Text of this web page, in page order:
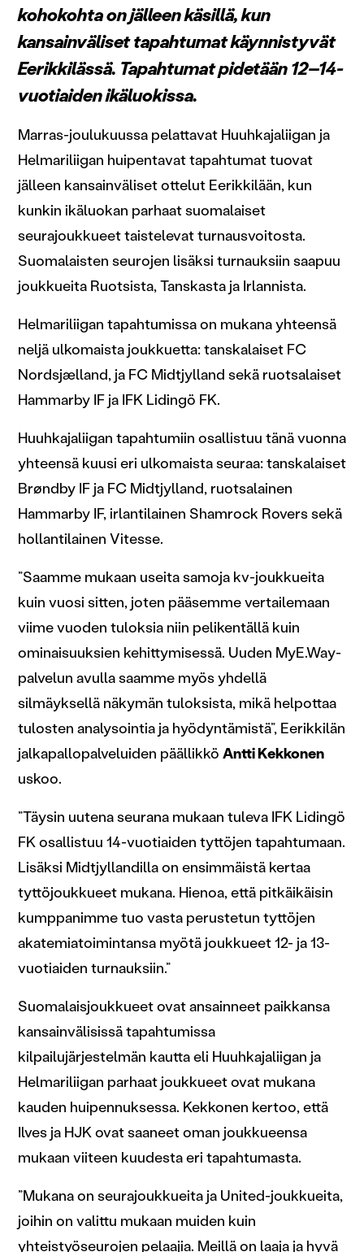
kohokohta on jälleen käsillä, kun
kansainväliset tapahtumat käynnistyvät
Eerikkilässä. Tapahtumat pidetään 12–14-
vuotiaiden ikäluokissa.
Marras-joulukuussa pelattavat Huuhkajaliigan ja
Helmariliigan huipentavat tapahtumat tuovat
jälleen kansainväliset ottelut Eerikkilään, kun
kunkin ikäluokan parhaat suomalaiset
seurajoukkueet taistelevat turnausvoitosta.
Suomalaisten seurojen lisäksi turnauksiin saapuu
joukkueita Ruotsista, Tanskasta ja Irlannista.
Helmariliigan tapahtumissa on mukana yhteensä
neljä ulkomaista joukkuetta: tanskalaiset FC
Nordsjælland, ja FC Midtjylland sekä ruotsalaiset
Hammarby IF ja IFK Lidingö FK.
Huuhkajaliigan tapahtumiin osallistuu tänä vuonna
yhteensä kuusi eri ulkomaista seuraa: tanskalaiset
Brøndby IF ja FC Midtjylland, ruotsalainen
Hammarby IF, irlantilainen Shamrock Rovers sekä
hollantilainen Vitesse.
”Saamme mukaan useita samoja kv-joukkueita
kuin vuosi sitten, joten pääsemme vertailemaan
viime vuoden tuloksia niin pelikentällä kuin
ominaisuuksien kehittymisessä. Uuden MyE.Way-
palvelun avulla saamme myös yhdellä
silmäyksellä näkymän tuloksista, mikä helpottaa
tulosten analysointia ja hyödyntämistä”, Eerikkilän
jalkapallopalveluiden päällikkö Antti Kekkonen
uskoo.
”Täysin uutena seurana mukaan tuleva IFK Lidingö
FK osallistuu 14-vuotiaiden tyttöjen tapahtumaan.
Lisäksi Midtjyllandilla on ensimmäistä kertaa
tyttöjoukkueet mukana. Hienoa, että pitkäikäisin
kumppanimme tuo vasta perustetun tyttöjen
akatemiatoimintansa myötä joukkueet 12- ja 13-
vuotiaiden turnauksiin.”
Suomalaisjoukkueet ovat ansainneet paikkansa
kansainvälisissä tapahtumissa
kilpailujärjestelmän kautta eli Huuhkajaliigan ja
Helmariliigan parhaat joukkueet ovat mukana
kauden huipennuksessa. Kekkonen kertoo, että
Ilves ja HJK ovat saaneet oman joukkueensa
mukaan viiteen kuudesta eri tapahtumasta.
”Mukana on seurajoukkueita ja United-joukkueita,
joihin on valittu mukaan muiden kuin
yhteistyöseurojen pelaajia. Meillä on laaja ja hyvä